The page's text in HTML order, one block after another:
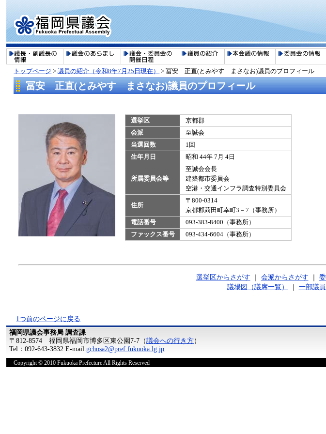
トップページ >議員の紹介（令和8年7月25日現在） >冨安 正直(とみやす まさなお)議員のプロフィール
冨安 正直(とみやす まさなお)議員のプロフィール
選挙区
京都郡
会派
至誠会
当選回数
1回
生年月日
昭和 44年 7月 4日
所属委員会等
至誠会会長
建築都市委員会
​空港・交通インフラ調査特別委員会
住所
〒800-0314
京都郡苅田町幸町3－7（事務所）
電話番号
093-383-8400（事務所）
ファックス番号
093-434-6604（事務所）
選挙区からさがす ｜ 会派からさがす ｜
議場図（議席一覧）
｜ 一部議
1つ前のページに戻る
福岡県議会事務局 調査課
〒812-8574 福岡県福岡市博多区東公園7-7（議会への行き方）
Tel：092-643-3832 E-mail:gchosa2@pref.fukuoka.lg.jp
Copyright © 2010 Fukuoka Prefecture All Rights Reserved